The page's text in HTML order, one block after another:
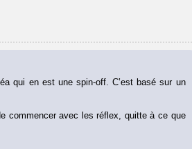
qui en est une spin-off. C’est basé sur un
commencer avec les réflex, quitte à ce que